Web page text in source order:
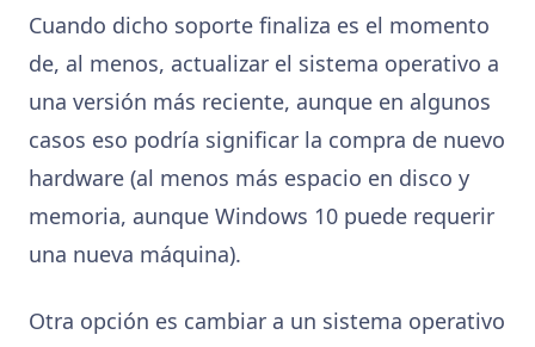
Cuando dicho soporte finaliza es el momento
de, al menos, actualizar el sistema operativo a
una versión más reciente, aunque en algunos
casos eso podría significar la compra de nuevo
hardware (al menos más espacio en disco y
memoria, aunque Windows 10 puede requerir
una nueva máquina).
Otra opción es cambiar a un sistema operativo